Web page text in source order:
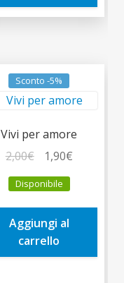
Sconto -5%
Vivi per amore
2,00€
prezzo
originale
era:
2,00€.
1,90€Il
è:
Disponibile
Aggiungi al
carrello